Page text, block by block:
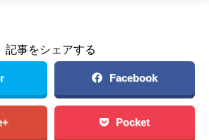
記事をシェアする
Facebook
Pocket